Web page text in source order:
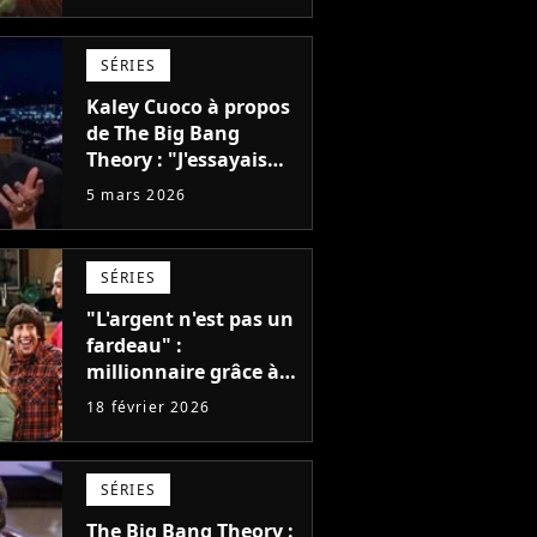
dedans
SÉRIES
Kaley Cuoco à propos
de The Big Bang
Theory : "J'essayais
désespérément de
soudé, et nous nous
aimions tous
vraiment, mais ça a
duré douze ans"
5 mars 2026
SÉRIES
"L'argent n'est pas un
fardeau" :
millionnaire grâce à
The Big Bang Theory,
des dons anonymes
pour sauver des
familles
18 février 2026
SÉRIES
The Big Bang Theory :